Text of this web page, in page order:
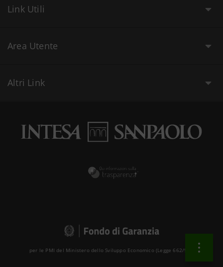
Link Utili
Area Utente
Altri Link
per le PMI del Ministero dello Sviluppo Economico (Legge 662/96 )